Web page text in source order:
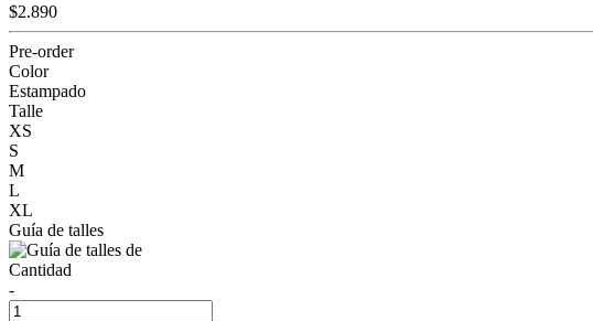
$2.890
Pre-order
Color
Estampado
Talle
XS
S
M
L
XL
Guía de talles
Cantidad
-